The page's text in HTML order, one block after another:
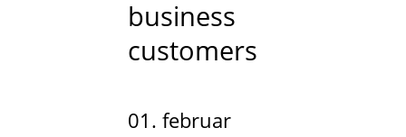
business
customers
01. februar